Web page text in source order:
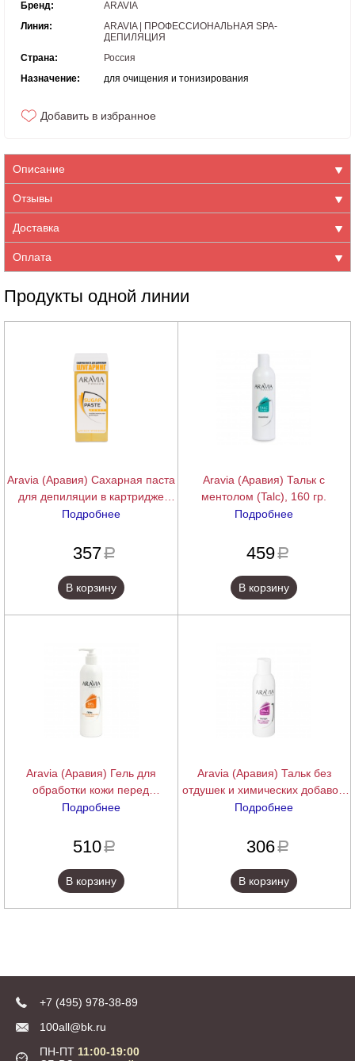
Бренд:
ARAVIA
Линия:
ARAVIA | ПРОФЕССИОНАЛЬНАЯ SPA-
ДЕПИЛЯЦИЯ
Страна:
Россия
Назначение:
для очищения и тонизирования
Добавить в избранное
Описание
Отзывы
Доставка
Оплата
Продукты одной линии
Aravia (Аравия) Сахарная паста
для депиляции в картридже
очень мягкая "Медовая" (Sugar
Подробнее
357a
В корзину
Aravia (Аравия) Тальк с
ментолом (Talc), 160 гр.
Подробнее
459a
В корзину
Aravia (Аравия) Гель для
обработки кожи перед
депиляцией с экстрактами алоэ
Подробнее
510a
В корзину
Aravia (Аравия) Тальк без
отдушек и химических добавок,
100 г.
Подробнее
306a
В корзину
+7 (495) 978-38-89
100all@bk.ru
ПН-ПТ 11:00-19:00